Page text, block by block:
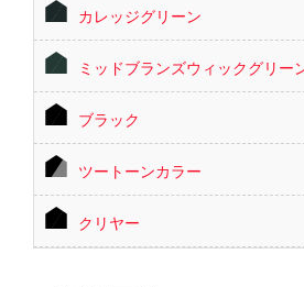
カレッジグリーン
ミッドブランズウィックグリー
ブラック
ツートーンカラー
クリヤー